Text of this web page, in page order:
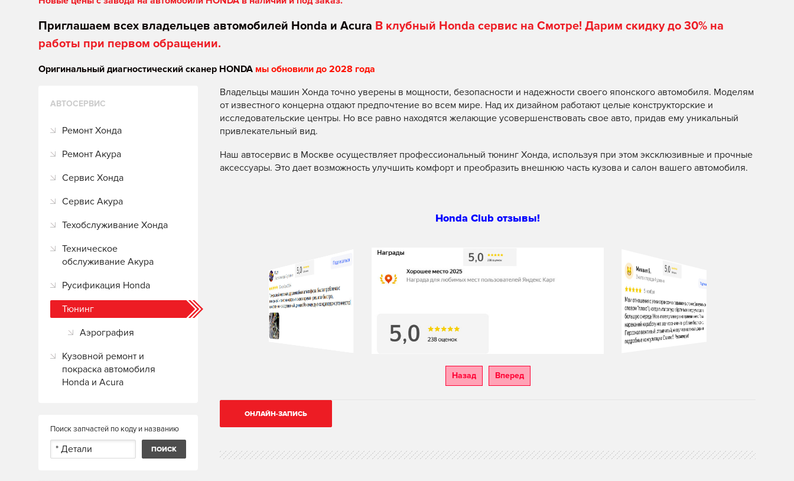
Приглашаем всех владельцев автомобилей Honda и Acura В клубный Honda сервис на Смотре! Дарим скидку до 30% на
работы при первом обращении.
Оригинальный диагностический сканер HONDA мы обновили до 2028 года
АВТОСЕРВИС
Ремонт Хонда
Ремонт Акура
Сервис Хонда
Сервис Акура
Техобслуживание Хонда
Техническое
обслуживание Акура
Русификация Honda
Тюнинг
Аэрография
Кузовной ремонт и
покраска автомобиля
Honda и Acura
Поиск запчастей по коду и названию
Владельцы машин Хонда точно уверены в мощности, безопасности и надежности своего японского автомобиля. Моделям
от известного концерна отдают предпочтение во всем мире. Над их дизайном работают целые конструкторские и
исследовательские центры. Но все равно находятся желающие усовершенствовать свое авто, придав ему уникальный
привлекательный вид.
Наш автосервис в Москве осуществляет профессиональный тюнинг Хонда, используя при этом эксклюзивные и прочные
аксессуары. Это дает возможность улучшить комфорт и преобразить внешнюю часть кузова и салон вашего автомобиля.
Honda Club отзывы!
Назад Вперед
ОНЛАЙН-ЗАПИСЬ